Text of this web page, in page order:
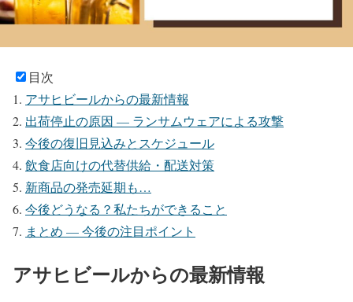
目次
アサヒビールからの最新情報
出荷停止の原因 — ランサムウェアによる攻撃
今後の復旧見込みとスケジュール
飲食店向けの代替供給・配送対策
新商品の発売延期も…
今後どうなる？私たちができること
まとめ — 今後の注目ポイント
アサヒビールからの最新情報